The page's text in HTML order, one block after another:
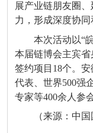
展产业链朋友圈
力，形成深度协同
本次活动以“
本届链博会主宾
签约项目18个。
代表、世界500强
专家等400余人参会
（来源：中